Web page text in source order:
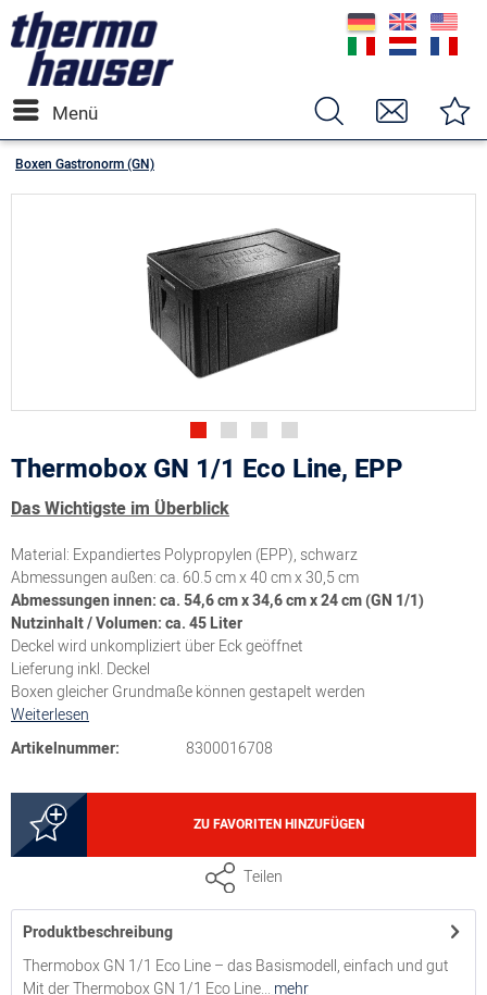
Menü
Boxen Gastronorm (GN)
Thermobox GN 1/1 Eco Line, EPP
Das Wichtigste im Überblick
Material: Expandiertes Polypropylen (EPP), schwarz
Abmessungen außen: ca. 60.5 cm x 40 cm x 30,5 cm
Abmessungen innen: ca. 54,6 cm x 34,6 cm x 24 cm (GN 1/1)
Nutzinhalt / Volumen: ca. 45 Liter
Deckel wird unkompliziert über Eck geöffnet
Lieferung inkl. Deckel
Boxen gleicher Grundmaße können gestapelt werden
Weiterlesen
Artikelnummer:
8300016708
ZU FAVORITEN HINZUFÜGEN
Teilen
Produktbeschreibung
Thermobox GN 1/1 Eco Line – das Basismodell, einfach und gut
Mit der Thermobox GN 1/1 Eco Line... mehr